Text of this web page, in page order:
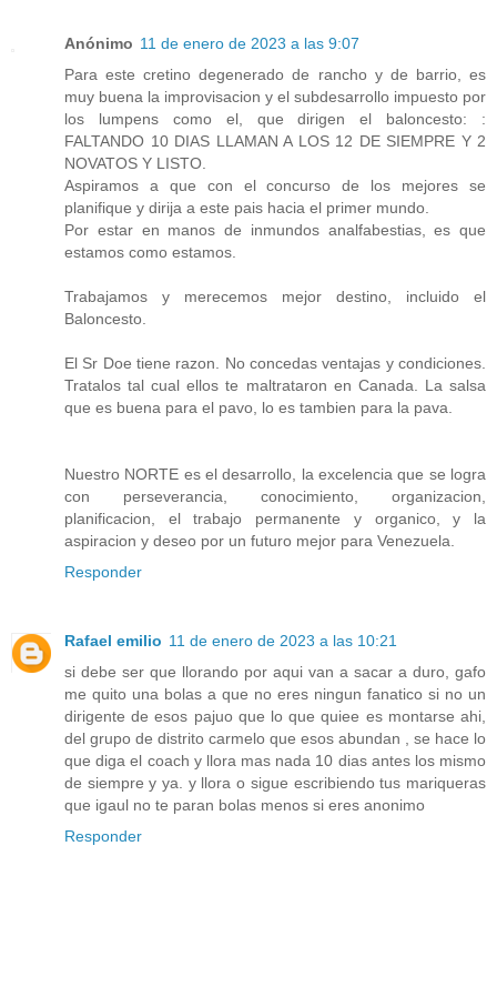
Anónimo 11 de enero de 2023 a las 9:07
Para este cretino degenerado de rancho y de barrio, es
muy buena la improvisacion y el subdesarrollo impuesto por
los lumpens como el, que dirigen el baloncesto: :
FALTANDO 10 DIAS LLAMAN A LOS 12 DE SIEMPRE Y 2
NOVATOS Y LISTO.
Aspiramos a que con el concurso de los mejores se
planifique y dirija a este pais hacia el primer mundo.
Por estar en manos de inmundos analfabestias, es que
estamos como estamos.
Trabajamos y merecemos mejor destino, incluido el
Baloncesto.
El Sr Doe tiene razon. No concedas ventajas y condiciones.
Tratalos tal cual ellos te maltrataron en Canada. La salsa
que es buena para el pavo, lo es tambien para la pava.
Nuestro NORTE es el desarrollo, la excelencia que se logra
con perseverancia, conocimiento, organizacion,
planificacion, el trabajo permanente y organico, y la
aspiracion y deseo por un futuro mejor para Venezuela.
Responder
Rafael emilio 11 de enero de 2023 a las 10:21
si debe ser que llorando por aqui van a sacar a duro, gafo
me quito una bolas a que no eres ningun fanatico si no un
dirigente de esos pajuo que lo que quiee es montarse ahi,
del grupo de distrito carmelo que esos abundan , se hace lo
que diga el coach y llora mas nada 10 dias antes los mismo
de siempre y ya. y llora o sigue escribiendo tus mariqueras
que igaul no te paran bolas menos si eres anonimo
Responder